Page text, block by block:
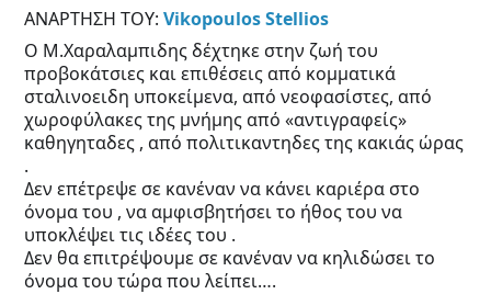
ΑΝΑΡΤΗΣΗ ΤΟΥ: Vikopoulos Stellios
Ο Μ.Χαραλαμπιδης δέχτηκε στην ζωή του
προβοκάτσιες και επιθέσεις από κομματικά
σταλινοειδη υποκείμενα, από νεοφασίστες, από
χωροφύλακες της μνήμης από «αντιγραφείς»
καθηγηταδες , από πολιτικαντηδες της κακιάς ώρας
.
Δεν επέτρεψε σε κανέναν να κάνει καριέρα στο
όνομα του , να αμφισβητήσει το ήθος του να
υποκλέψει τις ιδέες του .
Δεν θα επιτρέψουμε σε κανέναν να κηλιδώσει το
όνομα του τώρα που λείπει….